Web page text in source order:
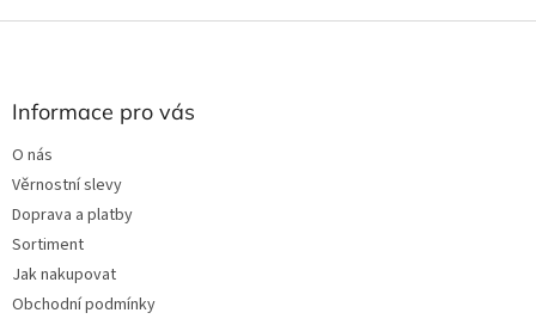
Informace pro vás
O nás
Věrnostní slevy
Doprava a platby
Sortiment
Jak nakupovat
Obchodní podmínky